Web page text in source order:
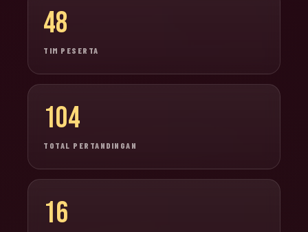
48
TIM PESERTA
104
TOTAL PERTANDINGAN
16